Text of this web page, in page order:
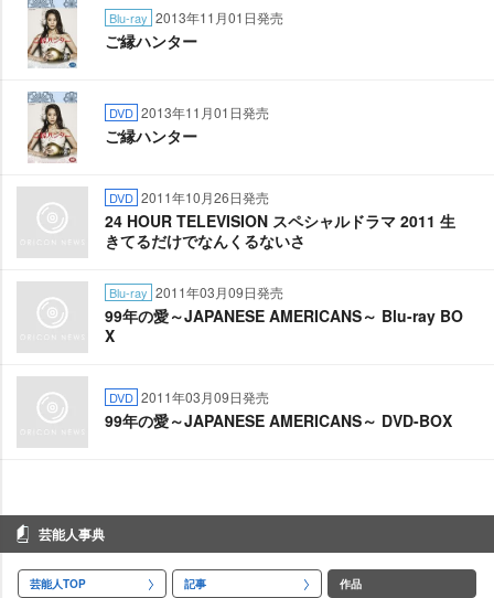
Blu-ray 2013年11月01日発売
ご縁ハンター
DVD 2013年11月01日発売
ご縁ハンター
DVD 2011年10月26日発売
24 HOUR TELEVISION スペシャルドラマ 2011 生
きてるだけでなんくるないさ
Blu-ray 2011年03月09日発売
99年の愛～JAPANESE AMERICANS～ Blu-ray BO
X
DVD 2011年03月09日発売
99年の愛～JAPANESE AMERICANS～ DVD-BOX
芸能人事典
芸能人TOP 記事 作品